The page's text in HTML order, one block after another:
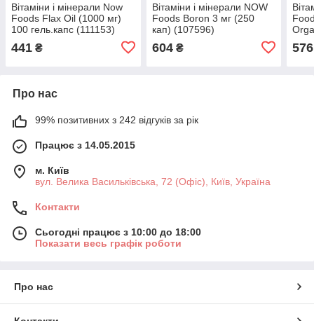
Вітаміни і мінерали Now
Foods Flax Oil (1000 мг)
100 гель.капс (111153)
441 ₴
Вітаміни і мінерали NOW
Foods Boron 3 мг (250
кап) (107596)
604₴ 576
Про нас
99% позитивних з 242 відгуків за рік
Працює з 14.05.2015
м. Київ
вул. Велика Васильківська, 72 (Офіс), Київ, Україна
Контакти
Сьогодні працює з 10:00 до 18:00
Показати весь графік роботи
Про нас